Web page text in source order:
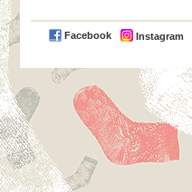
Facebook Instagram